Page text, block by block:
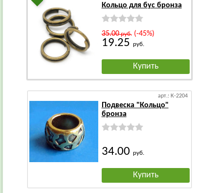
Кольцо для бус бронза
35.00руб.(-45%)
19.25 руб.
Купить
арт.: К-2204
Подвеска "Кольцо"
бронза
34.00 руб.
Купить